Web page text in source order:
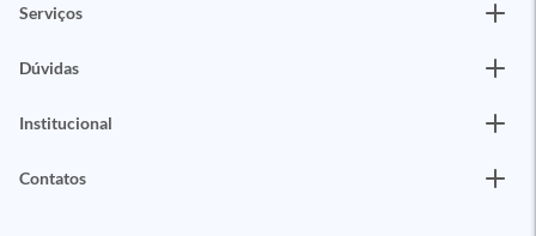
Serviços
Dúvidas
Institucional
Contatos